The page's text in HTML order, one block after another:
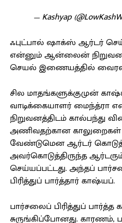
— Kashyap
ஃபுட்பால் ஷாக்ஸ் ஆர்டர்
என்னும் ஆன்லைன்
செயல் இணையத்தில்
சில மாதங்களுக்குமுன்
வாடிக்கையாளர்
நிறுவனத்திடம் கால்பந்து
அணிவதற்கான காலுறைகள்
வேண்டுமென ஆர்டர்
அவர்கொடுத்திருந்த
செய்யப்பட்டது. அந்தப்
பிரித்துப் பார்த்தார் காஷ்யப்.
பார்சலைப் பிரித்துப்
சுருங்கிப்போனது. காரணம்,